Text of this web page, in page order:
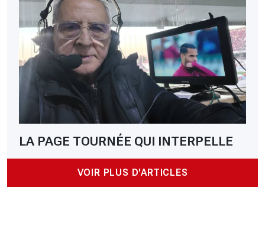
LA PAGE TOURNÉE QUI INTERPELLE
VOIR PLUS D'ARTICLES